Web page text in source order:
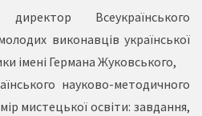
Всеукраїнського
виконавців української
імені Германа Жуковського,
науково-методичного
мистецької освіти: завдання,